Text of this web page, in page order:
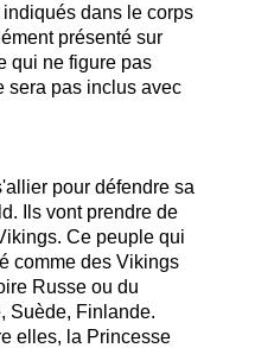
dans le corps
présenté sur
qui ne figure pas
sera pas inclus avec
pour défendre sa
Ils vont prendre de
Ce peuple qui
comme des Vikings
Russe ou du
Suède, Finlande.
elles, la Princesse